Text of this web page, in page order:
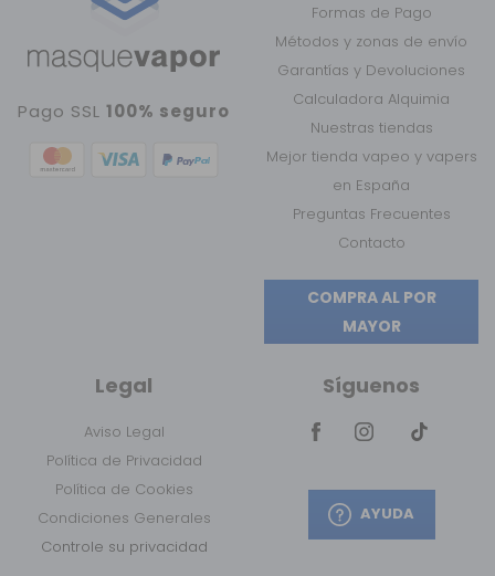
Pago SSL100% seguro
Formas de Pago
Métodos y zonas de envío
Garantías y Devoluciones
Calculadora Alquimia
Nuestras tiendas
Mejor tienda vapeo y vapers
en España
Preguntas Frecuentes
Contacto
COMPRA AL POR
MAYOR
Legal
Aviso Legal
Política de Privacidad
Política de Cookies
Condiciones Generales
Controle su privacidad
Síguenos
AYUDA